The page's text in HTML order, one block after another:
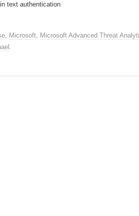
text authentication
, Microsoft, Microsoft Advanced Threat
.